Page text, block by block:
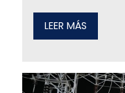
LEER MÁS